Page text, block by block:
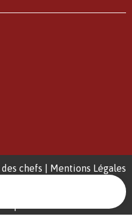
chefs | Mentions Légales